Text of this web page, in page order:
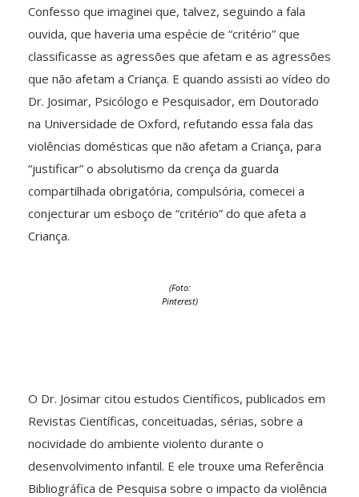
Confesso que imaginei que, talvez, seguindo a fala
ouvida, que haveria uma espécie de “critério” que
classificasse as agressões que afetam e as agressões
que não afetam a Criança. E quando assisti ao vídeo do
Dr. Josimar, Psicólogo e Pesquisador, em Doutorado
na Universidade de Oxford, refutando essa fala das
violências domésticas que não afetam a Criança, para
“justificar” o absolutismo da crença da guarda
compartilhada obrigatória, compulsória, comecei a
conjecturar um esboço de “critério” do que afeta a
Criança.
(Foto:
Pinterest)
O Dr. Josimar citou estudos Científicos, publicados em
Revistas Científicas, conceituadas, sérias, sobre a
nocividade do ambiente violento durante o
desenvolvimento infantil. E ele trouxe uma Referência
Bibliográfica de Pesquisa sobre o impacto da violência